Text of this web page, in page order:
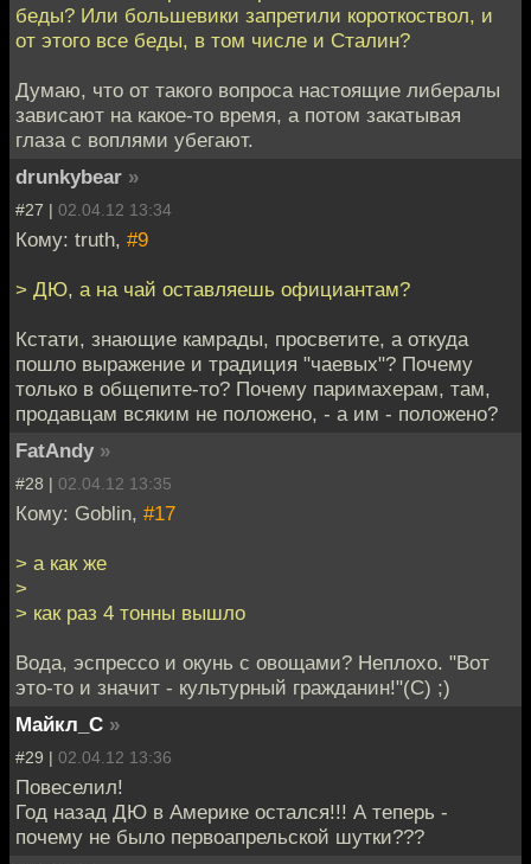
беды? Или большевики запретили короткоствол, и
от этого все беды, в том числе и Сталин?
Думаю, что от такого вопроса настоящие либералы
зависают на какое-то время, а потом закатывая
глаза с воплями убегают.
drunkybear »
#27 | 02.04.12 13:34
Кому: truth, #9
> ДЮ, а на чай оставляешь официантам?
Кстати, знающие камрады, просветите, а откуда
пошло выражение и традиция "чаевых"? Почему
только в общепите-то? Почему паримахерам, там,
продавцам всяким не положено, - а им - положено?
FatAndy »
#28 | 02.04.12 13:35
Кому: Goblin, #17
> а как же
>
> как раз 4 тонны вышло
Вода, эспрессо и окунь с овощами? Неплохо. "Вот
это-то и значит - культурный гражданин!"(С) ;)
Майкл_С »
#29 | 02.04.12 13:36
Повеселил!
Год назад ДЮ в Америке остался!!! А теперь -
почему не было первоапрельской шутки???